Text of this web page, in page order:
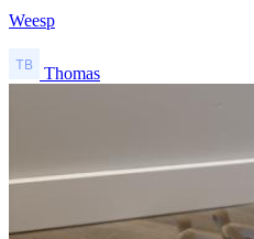
Weesp
Thomas